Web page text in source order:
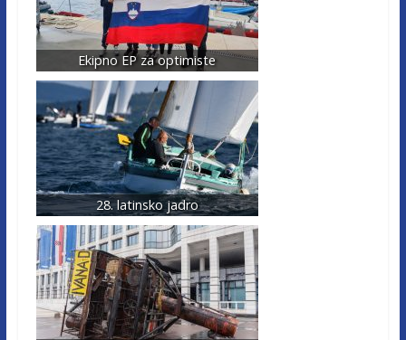
Ekipno EP za optimiste
28. latinsko jadro